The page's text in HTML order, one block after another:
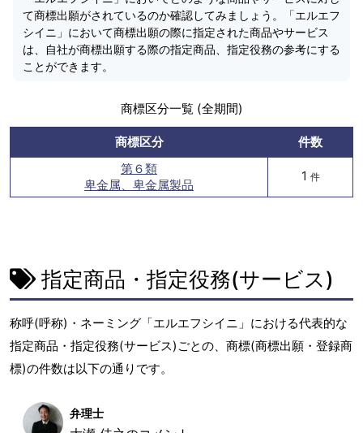
て商標出願がされているのか確認してみましょう。「エルエフ
シイニ」において商標出願の際に指定された商品やサービス
は、自社が商標出願する際の指定商品、指定役務の参考にする
ことができます。
商標区分一覧 (全期間)
商標区分
件数
第６類
卑金属、卑金属製品
1 件
指定商品・指定役務(サービス)
称呼(呼称)・ネーミング「エルエフシイニ」における代表的な
指定商品・指定役務(サービス)ごとの、商標(商標出願・登録商
標)の件数は以下の通りです。
弁理士